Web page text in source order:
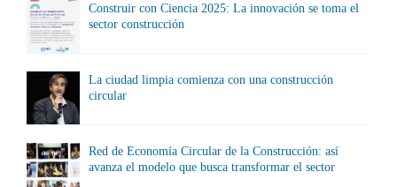
Construir con Ciencia 2025: La innovación se toma el
sector construcción
La ciudad limpia comienza con una construcción
circular
Red de Economía Circular de la Construcción: así
avanza el modelo que busca transformar el sector